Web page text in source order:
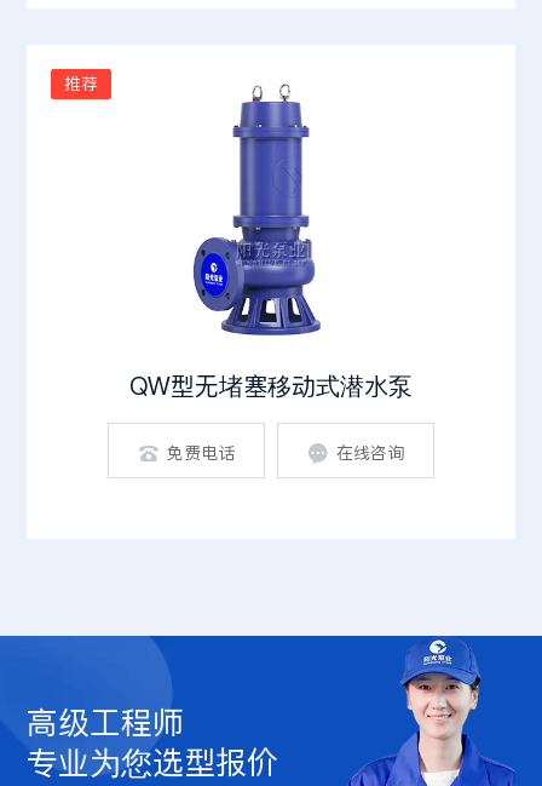
推荐
QW型无堵塞移动式潜水泵
 免费电话  在线咨询
高级工程师
专业为您选型报价